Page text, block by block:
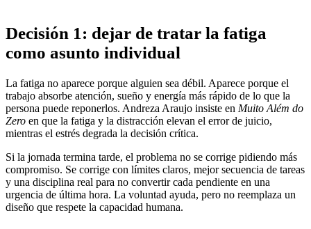
Decisión 1: dejar de tratar la fatiga
como asunto individual
La fatiga no aparece porque alguien sea débil. Aparece porque el
trabajo absorbe atención, sueño y energía más rápido de lo que la
persona puede reponerlos. Andreza Araujo insiste en Muito Além do
Zero en que la fatiga y la distracción elevan el error de juicio,
mientras el estrés degrada la decisión crítica.
Si la jornada termina tarde, el problema no se corrige pidiendo más
compromiso. Se corrige con límites claros, mejor secuencia de tareas
y una disciplina real para no convertir cada pendiente en una
urgencia de última hora. La voluntad ayuda, pero no reemplaza un
diseño que respete la capacidad humana.